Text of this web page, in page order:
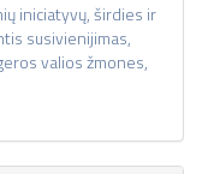
iniciatyvų, širdies ir
susivienijimas,
valios žmones,